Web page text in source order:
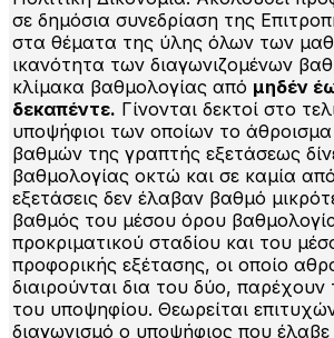
σε δημόσια συνεδρίαση της
στα θέματα της ύλης όλων των
ικανότητα των διαγωνιζομένων
κλίμακα βαθμολογίας από μηδέν
δεκαπέντε. Γίνονται δεκτοί στο
υποψήφιοι των οποίων το
βαθμών της γραπτής εξετάσεως
βαθμολογίας οκτώ και σε καμία
εξετάσεις δεν έλαβαν βαθμό
βαθμός του μέσου όρου
προκριματικού σταδίου και του
προφορικής εξέτασης, οι οποίο
διαιρούνται δια του δύο, παρέχουν
του υποψηφίου. Θεωρείται
διαγωνισμό ο υποψήφιος που έλαβε